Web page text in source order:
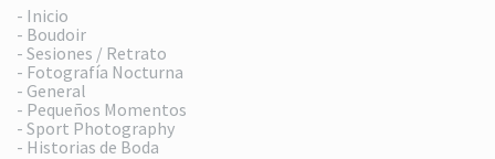
- Inicio
- Boudoir
- Sesiones / Retrato
- Fotografía Nocturna
- General
- Pequeños Momentos
- Sport Photography
- Historias de Boda